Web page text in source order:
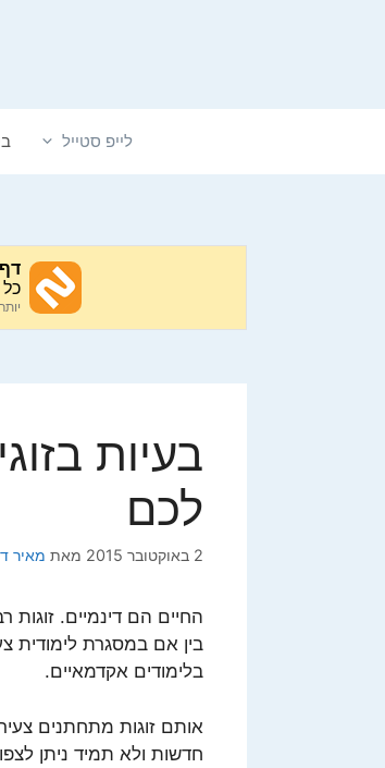
לייפ סטייל
בעיות
לכם
2 באוקטובר 2015 מאת מאיר
החיים הם דינמיים.
בין אם במסגרת לימודית
בלימודים אקדמאיים.
אותם זוגות מתחתנים
חדשות ולא תמיד ניתן